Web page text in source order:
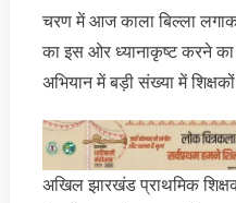
चरण में आज काला बिल्ला
का इस ओर ध्यानाकृष्ट करने का
अभियान में बड़ी संख्‍या में
अखिल झारखंड प्राथमिक